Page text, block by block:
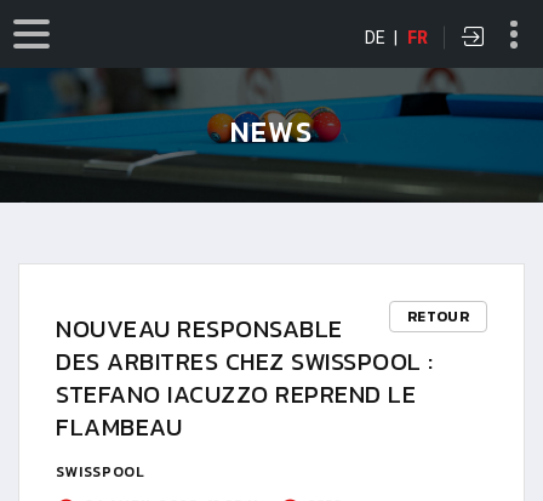
DE | FR
NEWS
RETOUR
NOUVEAU RESPONSABLE
DES ARBITRES CHEZ SWISSPOOL :
STEFANO IACUZZO REPREND LE
FLAMBEAU
SWISSPOOL